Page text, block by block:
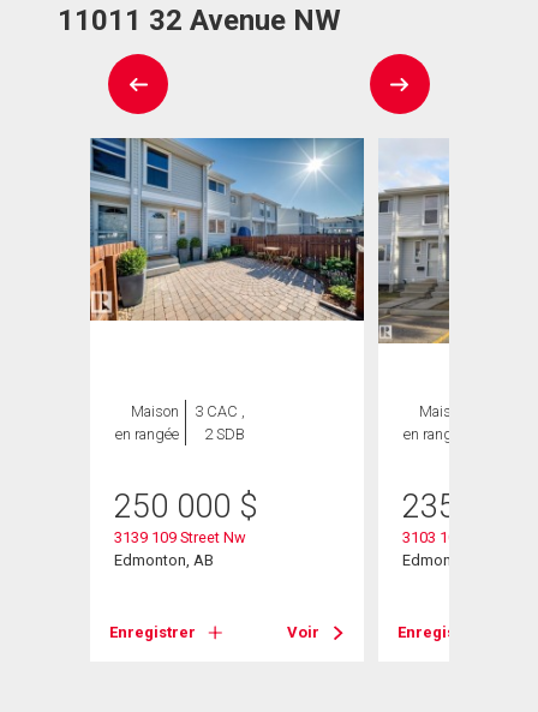
11011 32 Avenue NW
Maison
en rangée
3 CAC ,
2 SDB
250 000 $
3139 109 Street Nw
Edmonton, AB
Enregistrer Voir
Maison
en rangée
235 000
3103 109 Street
Edmonton, AB
Enregistrer